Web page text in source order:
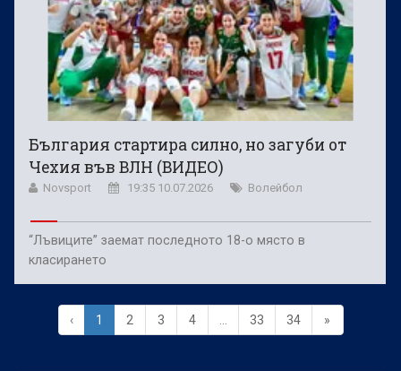
България стартира силно, но загуби от
Чехия във ВЛН (ВИДЕО)
Novsport 19:35 10.07.2026 Волейбол
“Лъвиците” заемат последното 18-о място в
класирането
‹ 1 2 3 4 33 34 »